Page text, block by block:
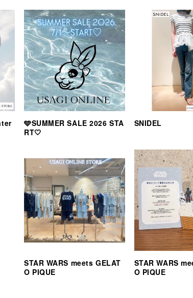
🩵SUMMER SALE 2026 STA
RT🤍
SNIDEL
STAR WARS meets GELAT
O PIQUE
STAR WARS
O PIQUE